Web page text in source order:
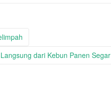
dari Kebun Panen Segar